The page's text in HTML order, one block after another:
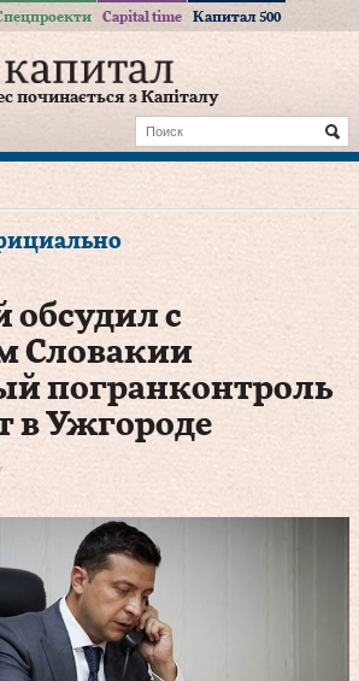
Capital time Капитал 500
починається з Капіталу
обсудил с
Словакии
погранконтроль
в Ужгороде